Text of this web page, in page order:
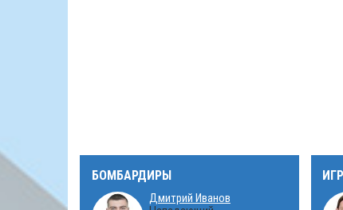
БОМБАРДИРЫ
Дмитрий Иванов